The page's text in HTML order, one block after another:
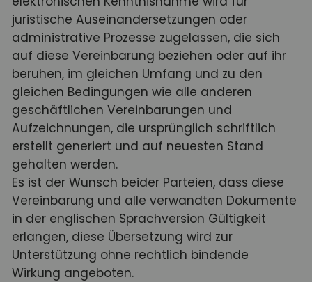
juristische Auseinandersetzungen oder
administrative Prozesse zugelassen, die sich
auf diese Vereinbarung beziehen oder auf ihr
beruhen, im gleichen Umfang und zu den
gleichen Bedingungen wie alle anderen
geschäftlichen Vereinbarungen und
Aufzeichnungen, die ursprünglich schriftlich
erstellt generiert und auf neuesten Stand
gehalten werden.
Es ist der Wunsch beider Parteien, dass diese
Vereinbarung und alle verwandten Dokumente
in der englischen Sprachversion Gültigkeit
erlangen, diese Übersetzung wird zur
Unterstützung ohne rechtlich bindende
Wirkung angeboten.